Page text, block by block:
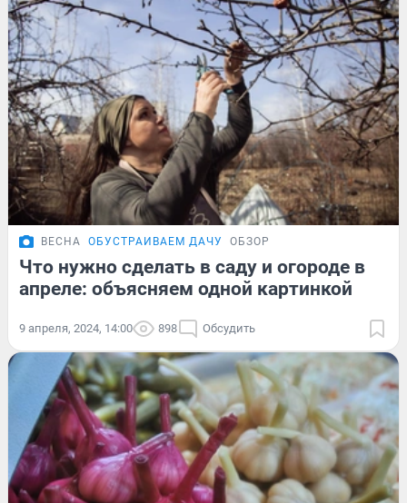
ВЕСНА ОБУСТРАИВАЕМ ДАЧУ ОБЗОР
Что нужно сделать в саду и огороде в
апреле: объясняем одной картинкой
9 апреля, 2024, 14:00 898 Обсудить